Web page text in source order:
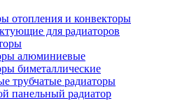
отопления и конвекторы
для радиаторов
алюминиевые
биметаллические
трубчатые радиаторы
панельный радиатор